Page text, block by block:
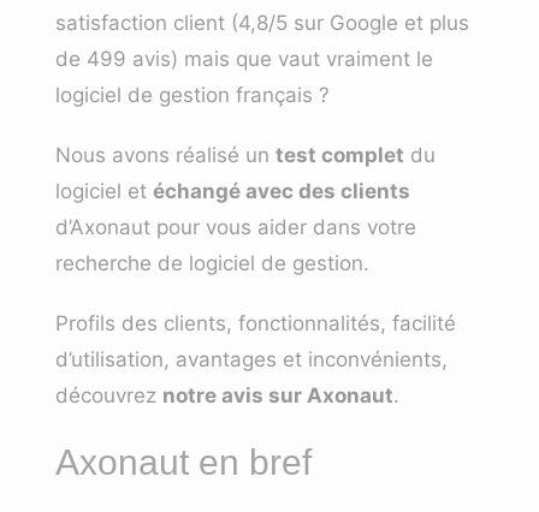
satisfaction client (4,8/5 sur Google et plus
de 499 avis) mais que vaut vraiment le
logiciel de gestion français ?
Nous avons réalisé un test complet du
logiciel et échangé avec des clients
d’Axonaut pour vous aider dans votre
recherche de logiciel de gestion.
Profils des clients, fonctionnalités, facilité
d’utilisation, avantages et inconvénients,
découvrez notre avis sur Axonaut.
Axonaut en bref